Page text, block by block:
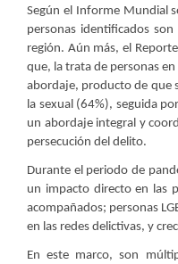
Según el Informe Mundial
personas identificados
región. Aún más, el
que, la trata de personas
abordaje, producto de que
la sexual (64%), seguida
un abordaje integral y
persecución del delito.
Durante el periodo de
un impacto directo en las
acompañados; personas
en las redes delictivas, y
En este marco, son